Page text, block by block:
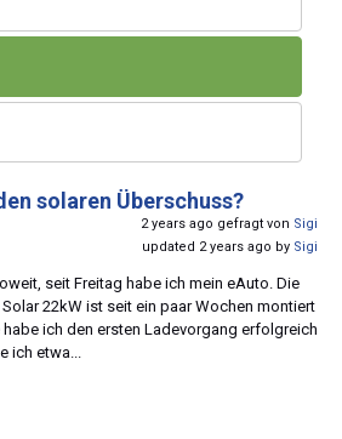
solaren Überschuss?
2 years ago gefragt von Sigi
updated 2 years ago by Sigi
seit Freitag habe ich mein eAuto. Die
22kW ist seit ein paar Wochen montiert
ich den ersten Ladevorgang erfolgreich
ich etwa...